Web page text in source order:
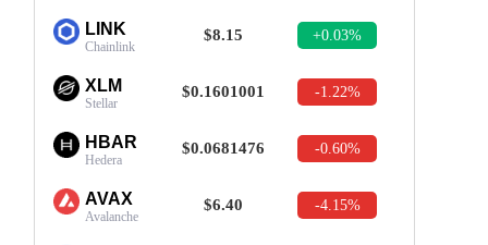
LINK
Chainlink
$8.15 +0.03%
XLM
Stellar
$0.1601001 -1.22%
HBAR
Hedera
$0.0681476 -0.60%
AVAX
Avalanche
$6.40 -4.15%